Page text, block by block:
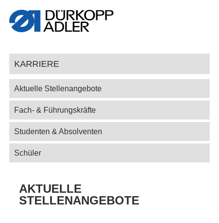
KARRIERE
Aktuelle Stellenangebote
Fach- & Führungskräfte
Studenten & Absolventen
Schüler
AKTUELLE
STELLENANGEBOTE